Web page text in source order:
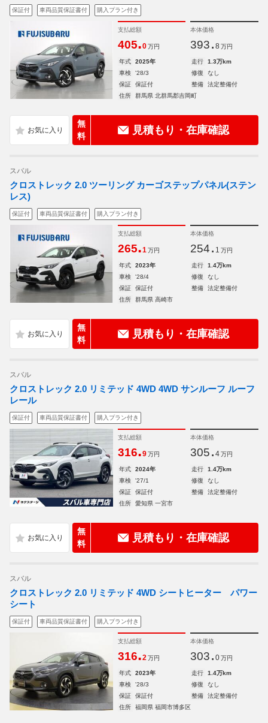
保証付 車両品質保証書付 購入プラン付き
支払総額
405.0 万円
本体価格
393. 8 万円
年式 2025年 走行
1.3万km
車検
'28/3 修復
なし
保証
保証付 整備
法定整備付
住所
群馬県 北群馬郡吉岡町
無
料
見積もり・在庫確認
スバル
クロストレック 2.0 ツーリング カーゴステップパネル(ステン
レス)
保証付 車両品質保証書付 購入プラン付き
支払総額
265.1 万円
本体価格
254. 1 万円
年式 2023年 走行
1.4万km
車検
'28/4 修復
なし
保証
保証付 整備
法定整備付
住所
群馬県 高崎市
無
料
見積もり・在庫確認
スバル
クロストレック 2.0 リミテッド 4WD 4WD サンルーフ ルーフ
レール
保証付 車両品質保証書付 購入プラン付き
支払総額
316.9 万円
本体価格
305. 4 万円
年式 2024年 走行
1.4万km
車検
'27/1 修復
なし
保証
保証付 整備
法定整備付
住所
愛知県 一宮市
無
料
見積もり・在庫確認
スバル
クロストレック 2.0 リミテッド 4WD シートヒーター パワー
シート
保証付 車両品質保証書付 購入プラン付き
支払総額
316.2 万円
本体価格
303. 0 万円
年式 2023年 走行
1.4万km
車検
'28/3 修復
なし
保証
保証付 整備
法定整備付
住所
福岡県 福岡市博多区